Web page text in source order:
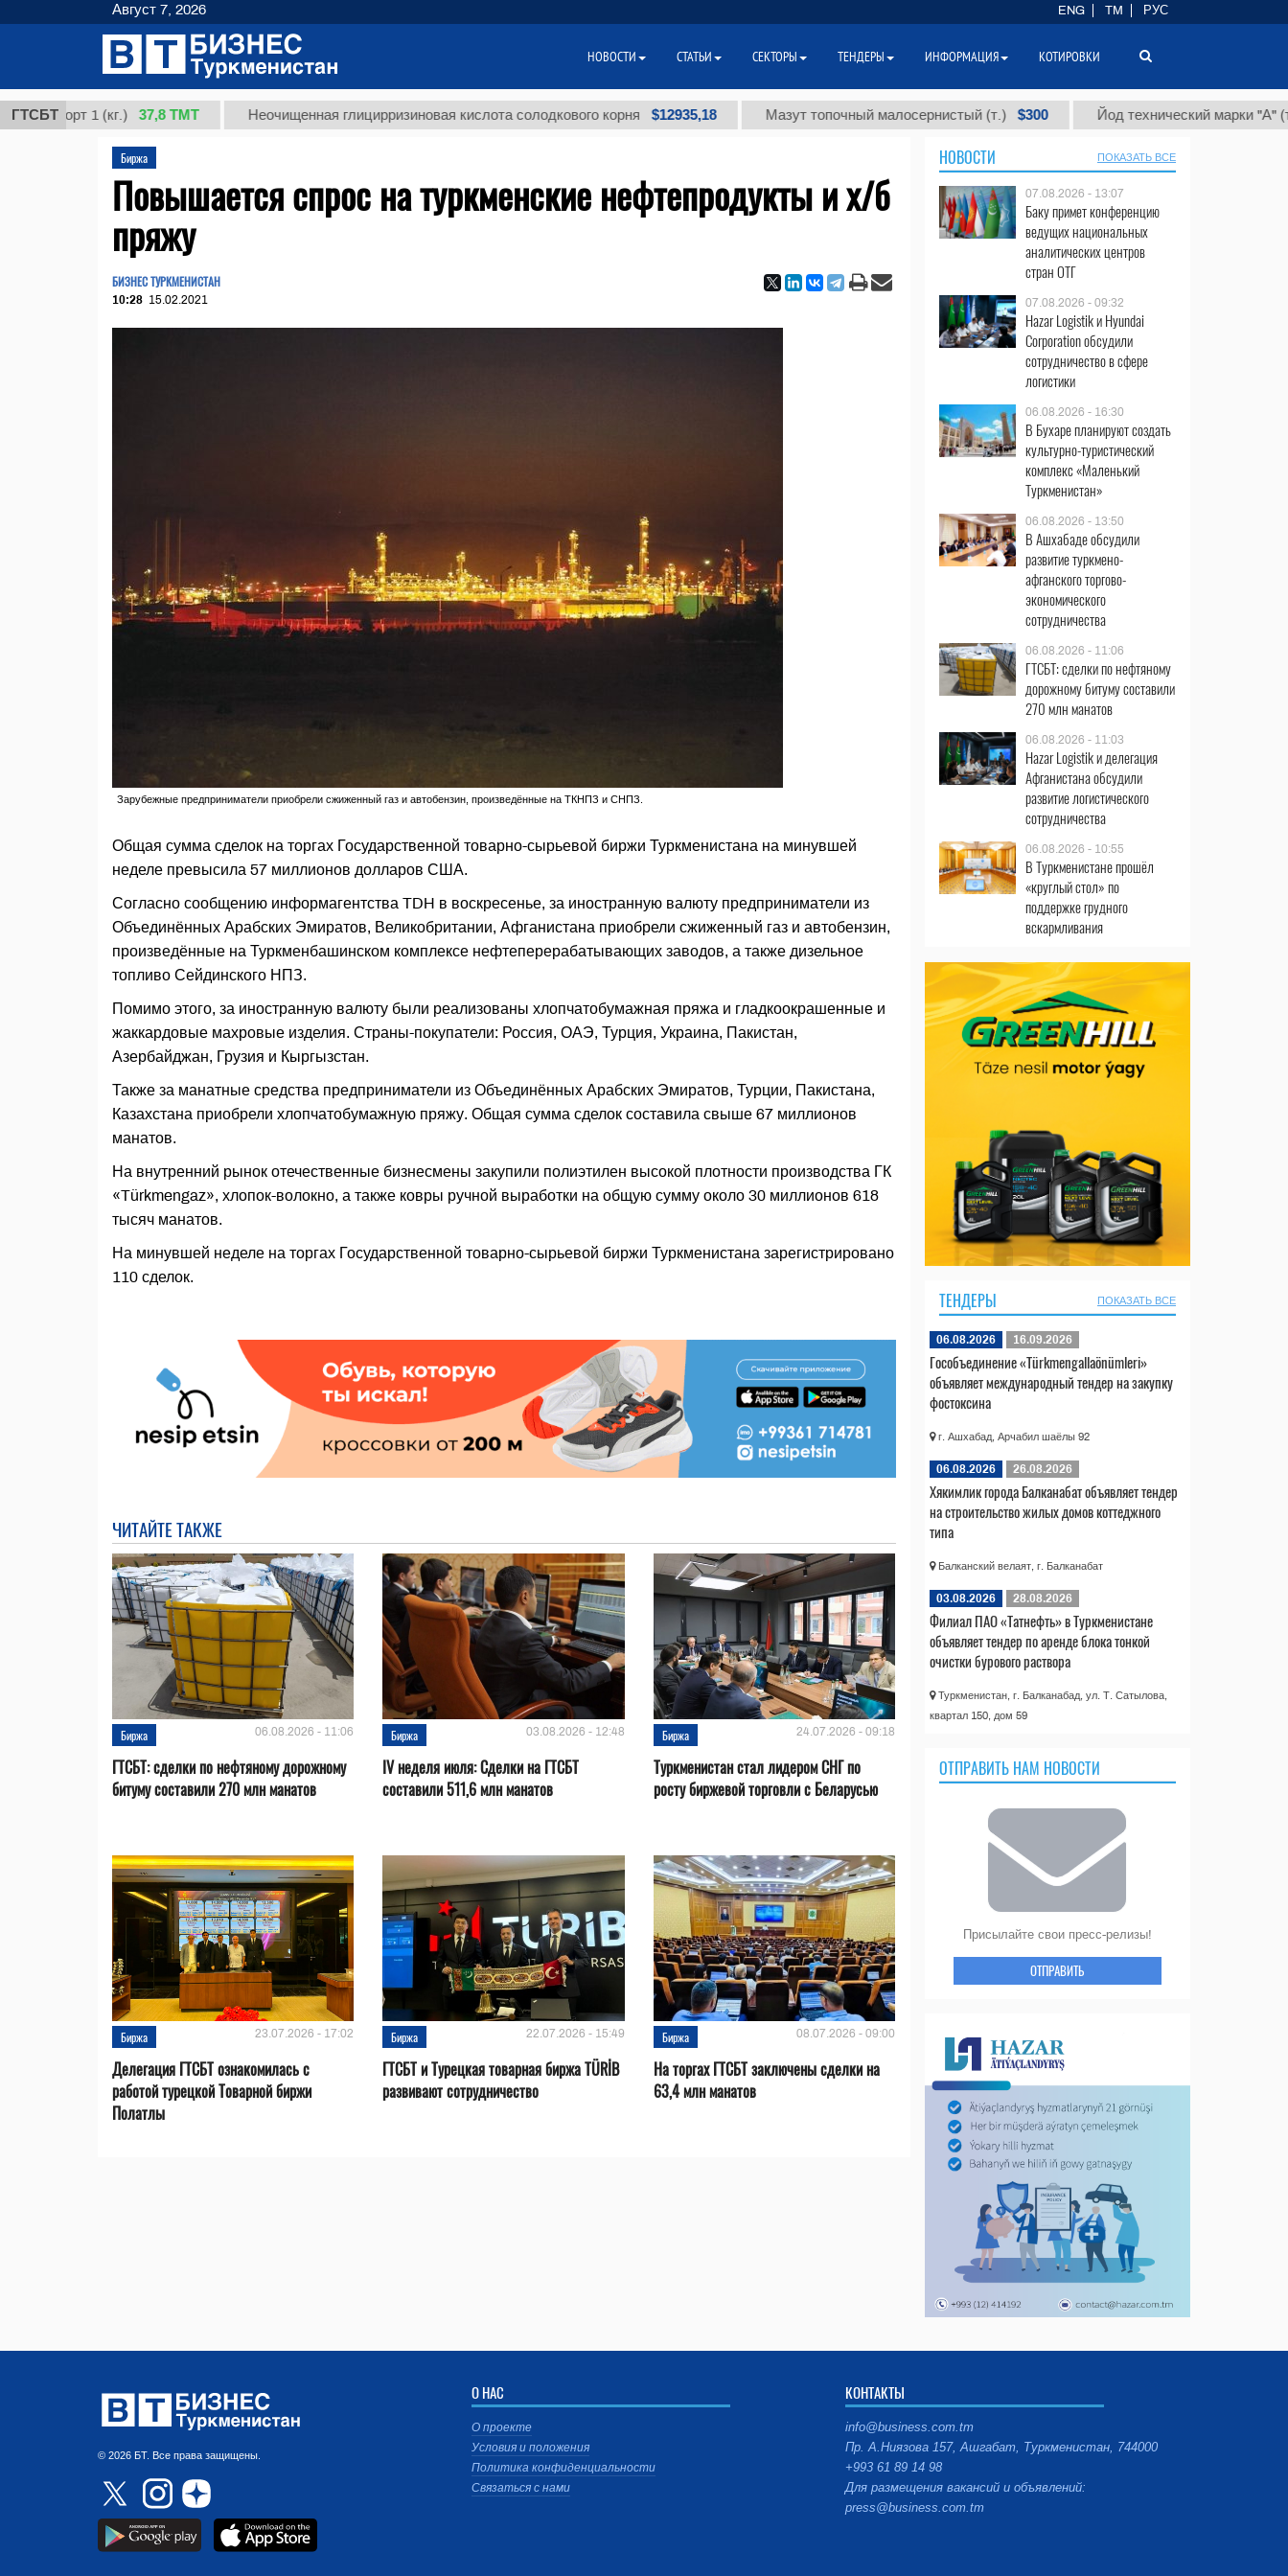
ГТСБТ1 (кг.) 37,8 ТМТ Неочищенная глицирризиновая кислота солодкового корня $12935,18 Мазут топочный малосернистый (т.) $300 Йод технический марки "А" (т.) $86
Биржа
Повышается спрос на туркменские нефтепродукты и х/б
пряжу
БИЗНЕС ТУРКМЕНИСТАН
10:28 15.02.2021
Зарубежные предприниматели приобрели сжиженный газ и автобензин, произведённые на ТКНПЗ и СНПЗ.
Общая сумма сделок на торгах Государственной товарно-сырьевой биржи Туркменистана на минувшей
неделе превысила 57 миллионов долларов США.
Согласно сообщению информагентства TDH в воскресенье, за иностранную валюту предприниматели из
Объединённых Арабских Эмиратов, Великобритании, Афганистана приобрели сжиженный газ и автобензин,
произведённые на Туркменбашинском комплексе нефтеперерабатывающих заводов, а также дизельное
топливо Сейдинского НПЗ.
Помимо этого, за иностранную валюту были реализованы хлопчатобумажная пряжа и гладкоокрашенные и
жаккардовые махровые изделия. Страны-покупатели: Россия, ОАЭ, Турция, Украина, Пакистан,
Азербайджан, Грузия и Кыргызстан.
Также за манатные средства предприниматели из Объединённых Арабских Эмиратов, Турции, Пакистана,
Казахстана приобрели хлопчатобумажную пряжу. Общая сумма сделок составила свыше 67 миллионов
манатов.
На внутренний рынок отечественные бизнесмены закупили полиэтилен высокой плотности производства ГК
«Türkmengaz», хлопок-волокно, а также ковры ручной выработки на общую сумму около 30 миллионов 618
тысяч манатов.
На минувшей неделе на торгах Государственной товарно-сырьевой биржи Туркменистана зарегистрировано
110 сделок.
ЧИТАЙТЕ ТАКЖЕ
Биржа 06.08.2026 - 11:06
ГТСБТ: сделки по нефтяному дорожному
битуму составили 270 млн манатов
Биржа 03.08.2026 - 12:48
IV неделя июля: Сделки на ГТСБТ
составили 511,6 млн манатов
Биржа 24.07.2026 - 09:18
Туркменистан стал лидером СНГ по
росту биржевой торговли с Беларусью
Биржа 23.07.2026 - 17:02
Делегация ГТСБТ ознакомилась с
работой турецкой Товарной биржи
Полатлы
Биржа 22.07.2026 - 15:49
ГТСБТ и Турецкая товарная биржа TÜRİB
развивают сотрудничество
Биржа 08.07.2026 - 09:00
На торгах ГТСБТ заключены сделки на
63,4 млн манатов
НОВОСТИ ПОКАЗАТЬ ВСЕ
07.08.2026 - 13:07
Баку примет конференцию
ведущих национальных
аналитических центров
стран ОТГ
07.08.2026 - 09:32
Hazar Logistik и Hyundai
Corporation обсудили
сотрудничество в сфере
логистики
06.08.2026 - 16:30
В Бухаре планируют создать
культурно-туристический
комплекс «Маленький
Туркменистан»
06.08.2026 - 13:50
В Ашхабаде обсудили
развитие туркмено-
афганского торгово-
экономического
сотрудничества
06.08.2026 - 11:06
ГТСБТ: сделки по нефтяному
дорожному битуму составили
270 млн манатов
06.08.2026 - 11:03
Hazar Logistik и делегация
Афганистана обсудили
развитие логистического
сотрудничества
06.08.2026 - 10:55
В Туркменистане прошёл
«круглый стол» по
поддержке грудного
вскармливания
ТЕНДЕРЫ ПОКАЗАТЬ ВСЕ
06.08.2026 16.09.2026
Гособъединение «Türkmengallaönümleri»
объявляет международный тендер на закупку
фостоксина
г. Ашхабад, Арчабил шаёлы 92
06.08.2026 26.08.2026
Хякимлик города Балканабат объявляет тендер
на строительство жилых домов коттеджного
типа
Балканский велаят, г. Балканабат
03.08.2026 28.08.2026
Филиал ПАО «Татнефть» в Туркменистане
объявляет тендер по аренде блока тонкой
очистки бурового раствора
Туркменистан, г. Балканабад, ул. Т. Сатылова,
квартал 150, дом 59
ОТПРАВИТЬ НАМ НОВОСТИ
Присылайте свои пресс-релизы!
ОТПРАВИТЬ
© 2026 БТ. Все права защищены.
О НАС
О проекте
Условия и положения
Политика конфиденциальности
Связаться с нами
КОНТАКТЫ
info@business.com.tm
Пр. А.Ниязова 157, Ашгабат, Туркменистан, 744000
+993 61 89 14 98
Для размещения вакансий и объявлений:
press@business.com.tm
Август 7, 2026 ENG TM РУС
НОВОСТИ СТАТЬИ СЕКТОРЫ ТЕНДЕРЫ ИНФОРМАЦИЯ КОТИРОВКИ